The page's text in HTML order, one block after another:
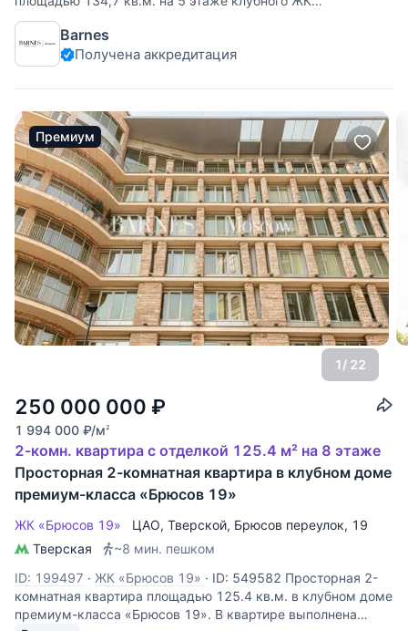
«Театральный дом». Апартаменты без отделки с
возможностью разместить: просторную кухню-гостиную,
2 мастер-спальни с санузлами, кабинет или
Barnes
Получена аккредитация
Премиум
1 / 22
250 000 000 ₽
1 994 000 ₽/м2
2-комн. квартира с отделкой 125.4 м² на 8 этаже
Просторная 2-комнатная квартира в клубном доме
премиум-класса «Брюсов 19»
ЖК «Брюсов 19» ЦАО, Тверской, Брюсов переулок, 19
Тверская
~8 мин. пешком
ID: 199497 · ЖК «Брюсов 19» · ID: 549582 Просторная 2-
комнатная квартира площадью 125.4 кв.м. в клубном доме
премиум-класса «Брюсов 19». В квартире выполнена